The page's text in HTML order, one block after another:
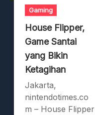
Gaming
House Flipper,
Game Santai
yang Bikin
Ketagihan
Jakarta,
nintendotimes.co
m – House Flipper